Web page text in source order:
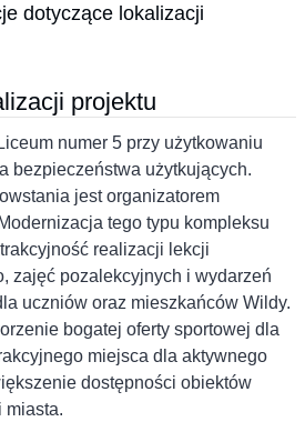
dotyczące lokalizacji
projektu
numer 5 przy użytkowaniu
bezpieczeństwa użytkujących.
jest organizatorem
tego typu kompleksu
realizacji lekcji
zajęć pozalekcyjnych i wydarzeń
uczniów oraz mieszkańców Wildy.
bogatej oferty sportowej dla
miejsca dla aktywnego
dostępności obiektów
miasta.